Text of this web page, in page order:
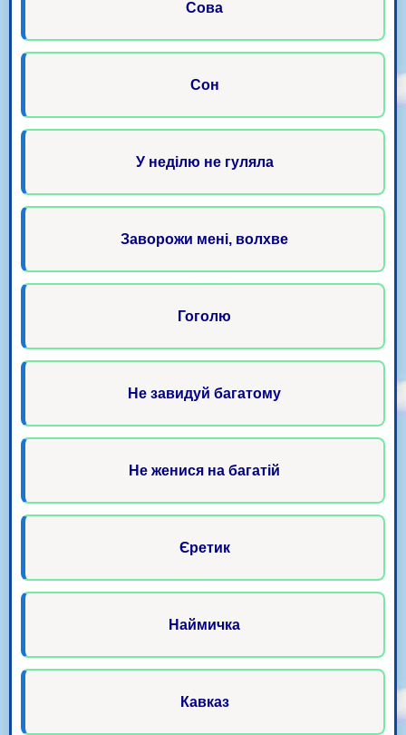
Сова
Сон
У неділю не гуляла
Заворожи мені, волхве
Гоголю
Не завидуй багатому
Не женися на багатій
Єретик
Наймичка
Кавказ